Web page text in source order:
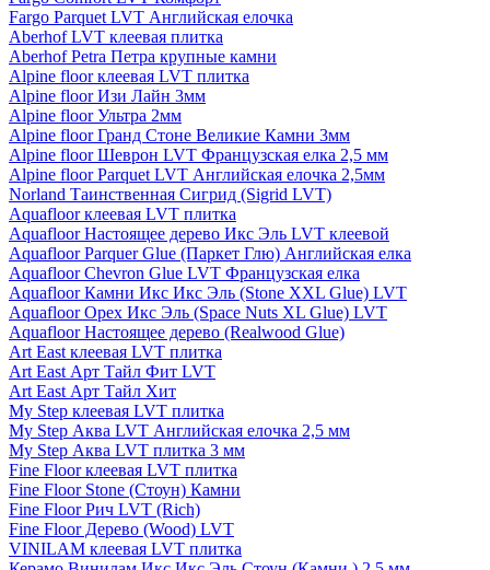
Fargo Parquet LVT Английская елочка
Aberhof LVT клеевая плитка
Aberhof Petra Петра крупные камни
Alpine floor клеевая LVT плитка
Alpine floor Изи Лайн 3мм
Alpine floor Ультра 2мм
Alpine floor Гранд Стоне Великие Камни 3мм
Alpine floor Шеврон LVT Французская елка 2,5 мм
Alpine floor Parquet LVT Английская елочка 2,5мм
Norland Таинственная Сигрид (Sigrid LVT)
Aquafloor клеевая LVT плитка
Aquafloor Настоящее дерево Икс Эль LVT клеевой
Aquafloor Parquer Glue (Паркет Глю) Английская елка
Aquafloor Chevron Glue LVT Французская елка
Aquafloor Камни Икс Икс Эль (Stone XXL Glue) LVT
Aquafloor Орех Икс Эль (Space Nuts XL Glue) LVT
Aquafloor Настоящее дерево (Realwood Glue)
Art East клеевая LVT плитка
Art East Арт Тайл Фит LVT
Art East Арт Тайл Хит
My Step клеевая LVT плитка
My Step Аква LVT Английская елочка 2,5 мм
My Step Аква LVT плитка 3 мм
Fine Floor клеевая LVT плитка
Fine Floor Stone (Стоун) Камни
Fine Floor Рич LVT (Rich)
Fine Floor Дерево (Wood) LVT
VINILAM клеевая LVT плитка